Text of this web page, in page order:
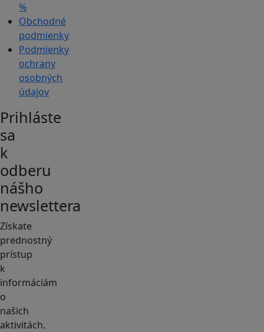
%
Obchodné
podmienky
Podmienky
ochrany
osobných
údajov
Prihláste
sa
k
odberu
nášho
newslettera
Získate
prednostný
prístup
k
informáciám
o
našich
aktivitách.